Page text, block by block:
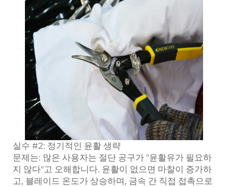
실수 #2: 정기적인 윤활 생략
문제는: 많은 사용자는 절단 공구가 "윤활유가 필요하
지 않다"고 오해합니다. 윤활이 없으면 마찰이 증가하
고, 블레이드 온도가 상승하며, 금속 간 직접 접촉으로